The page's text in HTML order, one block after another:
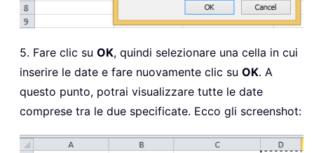
5. Fare clic su OK, quindi selezionare una cella in cui
inserire le date e fare nuovamente clic su OK. A
questo punto, potrai visualizzare tutte le date
comprese tra le due specificate. Ecco gli screenshot: